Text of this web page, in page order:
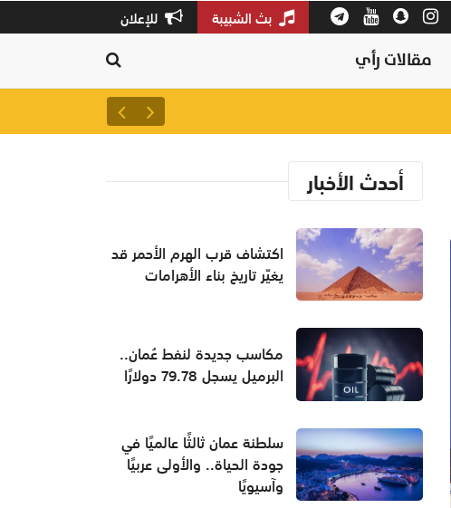
بث الشبيبة للإعلان
مقالات رأي
سلطنة عمان ثالثًا عالميًا في
أحدث الأخبار
اكتشاف قرب الهرم الأحمر قد
يغيّر تاريخ بناء الأهرامات
مكاسب جديدة لنفط عُمان..
البرميل يسجل 79.78 دولارًا
سلطنة عمان ثالثًا عالميًا في
جودة الحياة.. والأولى عربيًا
وآسيويًا